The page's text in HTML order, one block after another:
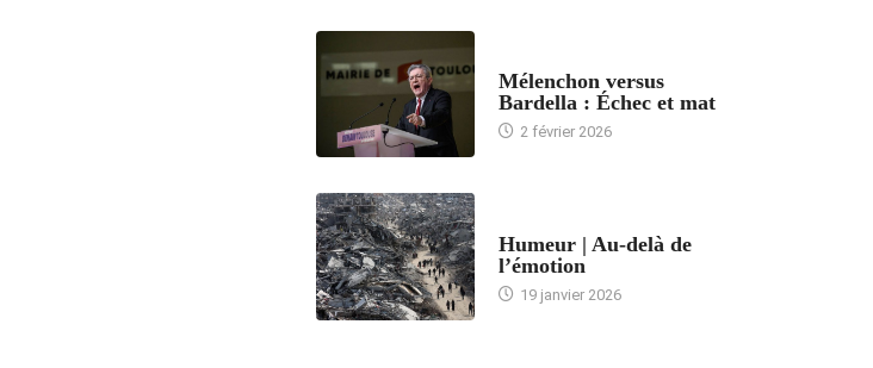
Mélenchon versus
Bardella : Échec et mat
2 février 2026
Humeur | Au-delà de
l’émotion
19 janvier 2026